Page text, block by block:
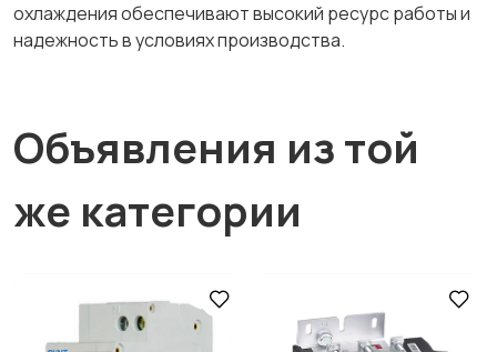
охлаждения обеспечивают высокий ресурс работы и
надежность в условиях производства.
Объявления из той
же категории